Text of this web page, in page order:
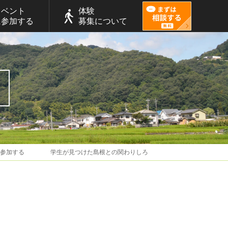
ント
加する
体験
募集について
に参加する 学生が見つけた島根との関わりしろ